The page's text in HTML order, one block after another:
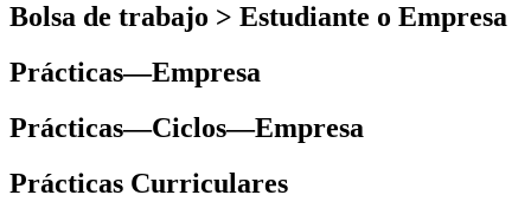
Bolsa de trabajo > Estudiante o Empresa
Prácticas—Empresa
Prácticas—Ciclos—Empresa
Prácticas Curriculares